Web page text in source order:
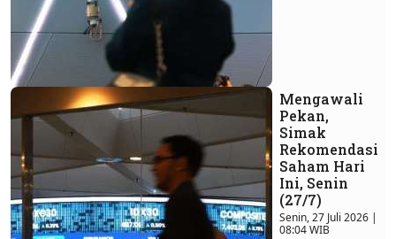
Mengawali
Pekan,
Simak
Rekomendasi
Saham Hari
Ini, Senin
(27/7)
Senin, 27 Juli 2026 |
08:04 WIB